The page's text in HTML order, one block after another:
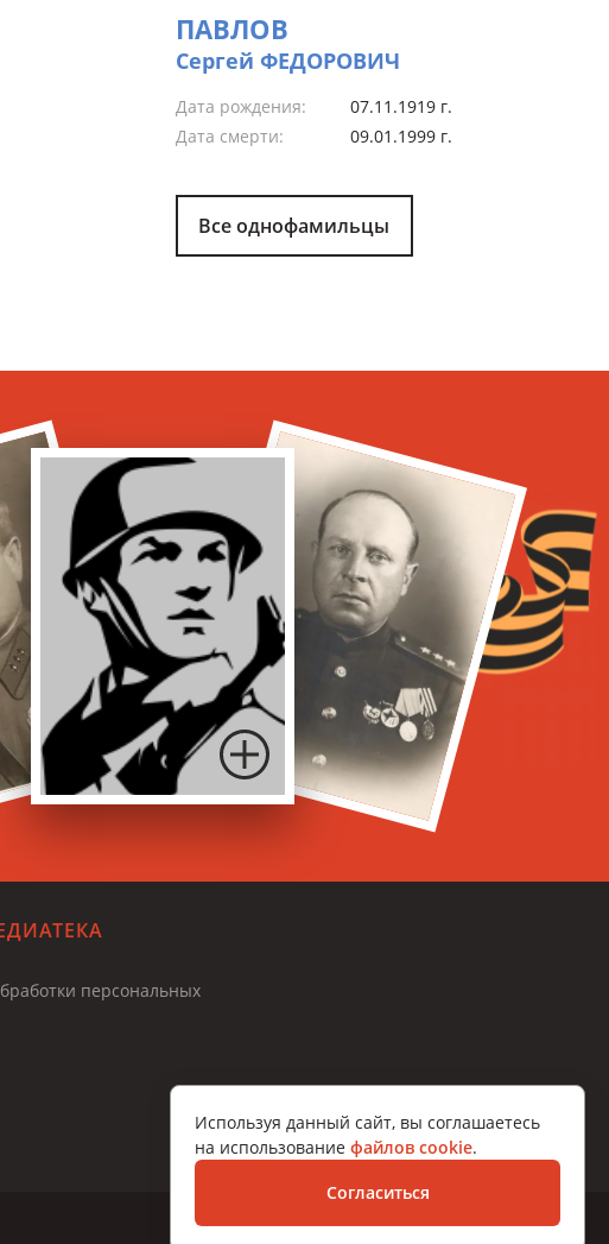
ПАВЛОВ
Сергей ФЕДОРОВИЧ
Дата рождения:
07.11.1919 г.
Дата смерти:
09.01.1999 г.
Все однофамильцы
персональных
Разработка сайта – Вангер.рф
Используя данный сайт, вы соглашаетесь
на использование файлов cookie.
Согласиться